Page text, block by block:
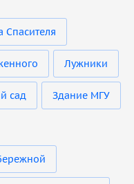
Спасителя
Лужники
сад Здание МГУ